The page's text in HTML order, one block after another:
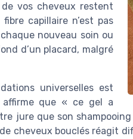
vos cheveux restent
capillaire n’est pas
nouveau soin ou
d’un placard, malgré
universelles est
que « ce gel a
jure que son
cheveux bouclés réagit